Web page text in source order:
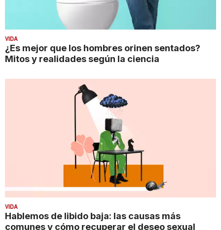
VIDA
¿Es mejor que los hombres orinen sentados?
Mitos y realidades según la ciencia
VIDA
Hablemos de libido baja: las causas más
comunes y cómo recuperar el deseo sexual